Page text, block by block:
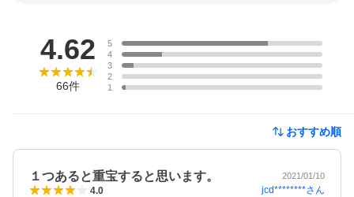
4.62
66件
5
4
3
2
1
おすすめ順
１つあると重宝すると思います。 2021/01/10
4.0 jcd********さん